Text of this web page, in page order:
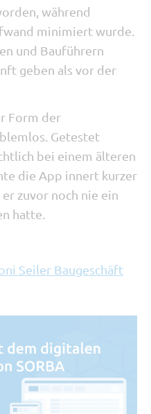
während
minimiert wurde.
und Bauführern
geben als vor der
Form der
Getestet
bei einem älteren
die App innert kurzer
zuvor noch nie ein
hatte.
Seiler Baugeschäft